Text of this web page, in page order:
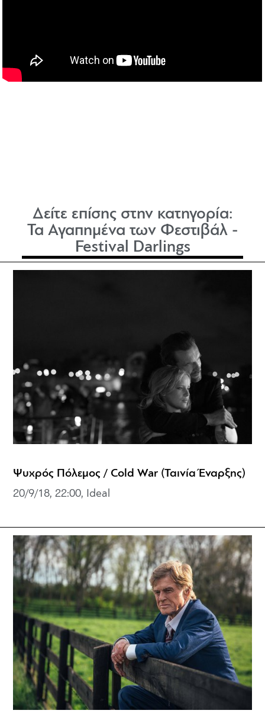
Δείτε επίσης στην κατηγορία:
Τα Αγαπημένα των Φεστιβάλ -
Festival Darlings
Ψυχρός Πόλεμος / Cold War (Ταινία Έναρξης)
20/9/18, 22:00, Ideal